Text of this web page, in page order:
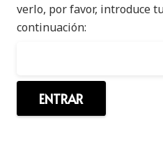
verlo, por favor, introduce
continuación: